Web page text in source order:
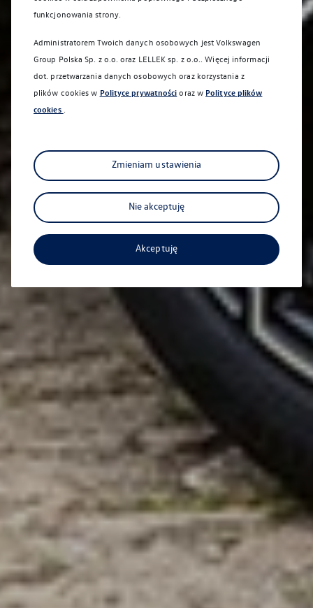
funkcjonowania strony.
Administratorem Twoich danych osobowych jest Volkswagen
Group Polska Sp. z o.o. oraz LELLEK sp. z o.o.. Więcej informacji
dot. przetwarzania danych osobowych oraz korzystania z
plików cookies w Polityce prywatności oraz w Polityce plików
cookies .
Zmieniam ustawienia
Nie akceptuję
Akceptuję